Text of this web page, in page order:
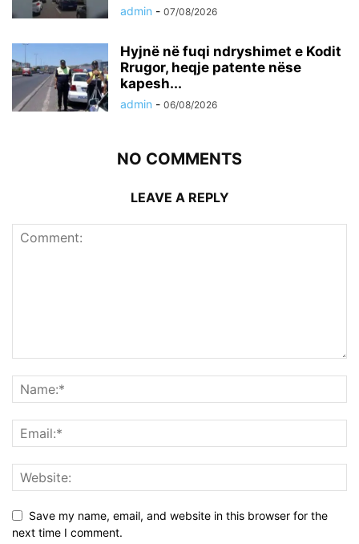
admin - 07/08/2026
Hyjnë në fuqi ndryshimet e Kodit
Rrugor, heqje patente nëse
kapesh...
admin - 06/08/2026
NO COMMENTS
LEAVE A REPLY
Save my name, email, and website in this browser for the
next time I comment.